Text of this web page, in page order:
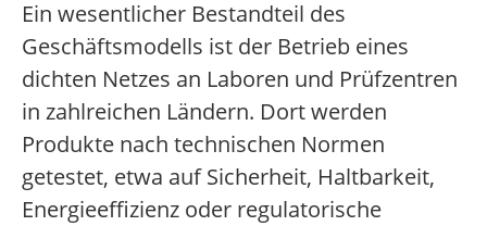
Ein wesentlicher Bestandteil des
Geschäftsmodells ist der Betrieb eines
dichten Netzes an Laboren und Prüfzentren
in zahlreichen Ländern. Dort werden
Produkte nach technischen Normen
getestet, etwa auf Sicherheit, Haltbarkeit,
Energieeffizienz oder regulatorische